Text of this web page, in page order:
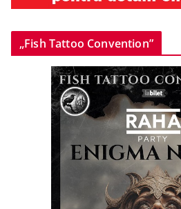
„Fish Tattoo Convention”